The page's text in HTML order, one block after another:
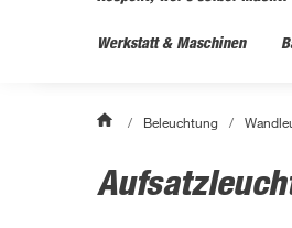
Werkstatt & Maschinen
/ Beleuchtung /